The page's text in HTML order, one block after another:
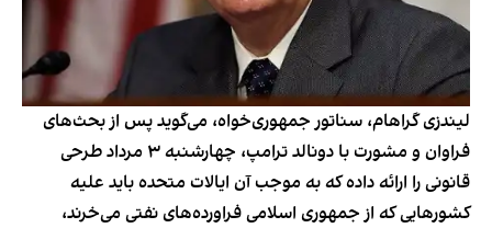
لیندزی گراهام، سناتور جمهوری‌خواه، می‌گوید پس از بحث‌های
فراوان و مشورت با دونالد ترامپ، چهارشنبه ۳ مرداد طرحی
قانونی را ارائه داده که به موجب آن ایالات متحده باید علیه
کشورهایی که از جمهوری اسلامی فراورده‌های نفتی می‌خرند،